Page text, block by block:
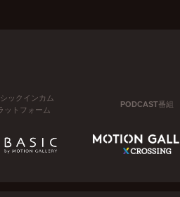
ックインカム
ットフォーム
PODCAST番組